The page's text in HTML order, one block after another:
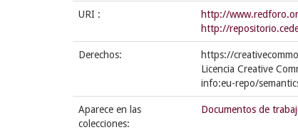
URI :
http://
http://
Derechos:
https://
Licencia Creative
info:eu-repo/
Aparece en las
colecciones:
Documentos de